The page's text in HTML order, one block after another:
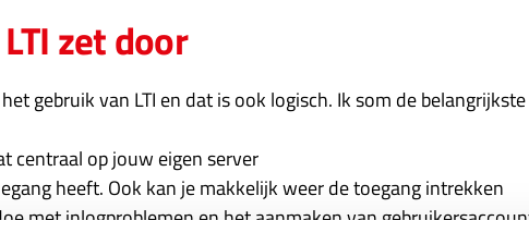
zet door
gebruik van LTI en dat is ook logisch. Ik som de
centraal op jouw eigen server
heeft. Ook kan je makkelijk weer de toegang intrekken
met inlogproblemen en het aanmaken van